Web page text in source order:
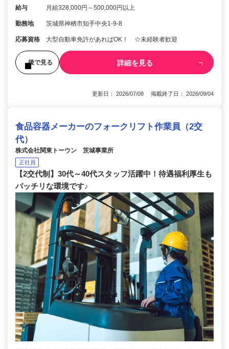
給与 月給328,000円～500,000円以上
勤務地 茨城県神栖市知手中央1-9-8
応募資格 大型自動車免許があればOK！ ☆未経験者歓迎
後で見る 詳細を見る
更新日： 2026/07/08 掲載終了日： 2026/09/04
食品容器メーカーのフォークリフト作業員（2交
代）
株式会社関東トーウン 茨城事業所
正社員
【2交代制】30代～40代スタッフ活躍中！待遇福利厚生も
バッチリな環境です♪